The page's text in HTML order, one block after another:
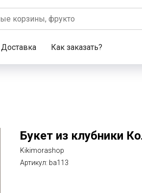
Доставка Как заказать?
Букет из клубники
Kikimorashop
Артикул: ba113